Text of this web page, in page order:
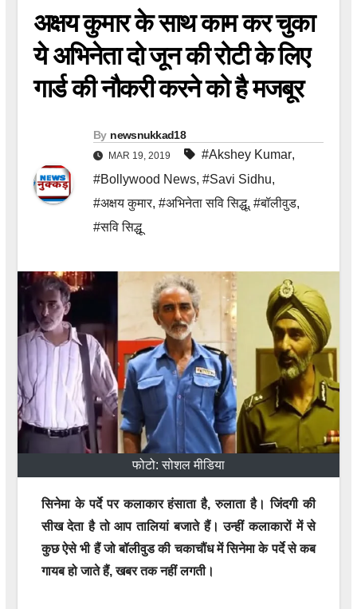
अक्षय कुमार के साथ काम कर चुका
ये अभिनेता दो जून की रोटी के लिए
गार्ड की नौकरी करने को है मजबूर
By newsnukkad18
MAR 19, 2019 #Akshey Kumar,
#Bollywood News, #Savi Sidhu,
#अक्षय कुमार, #अभिनेता सवि सिद्धू, #बॉलीवुड,
#सवि सिद्धू
फोटो: सोशल मीडिया
सिनेमा के पर्दे पर कलाकार हंसाता है, रुलाता है। जिंदगी की
सीख देता है तो आप तालियां बजाते हैं। उन्हीं कलाकारों में से
कुछ ऐसे भी हैं जो बॉलीवुड की चकाचौंध में सिनेमा के पर्दे से कब
गायब हो जाते हैं, खबर तक नहीं लगती।